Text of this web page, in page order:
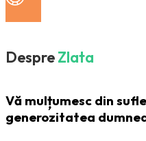
DespreZlata
Vă mulțumesc din
generozitatea